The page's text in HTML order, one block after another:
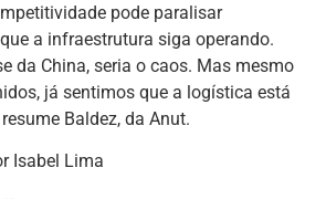
pode paralisar
a infraestrutura siga operando.
da China, seria o caos. Mas mesmo
já sentimos que a logística está
Baldez, da Anut.
Isabel Lima